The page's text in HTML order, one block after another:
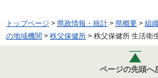
トップページ > 県政情報・統計 > 県概要 > 組
の地域機関 > 秩父保健所 > 秩父保健所 生活衛
ページの先頭へ